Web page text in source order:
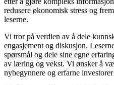
redusere økonomisk stress og
leserne.
Vi tror på verdien av å dele
engasjement og diskusjon.
spørsmål og dele sine egne
av læring og vekst. Vi ønsker å
nybegynnere og erfarne